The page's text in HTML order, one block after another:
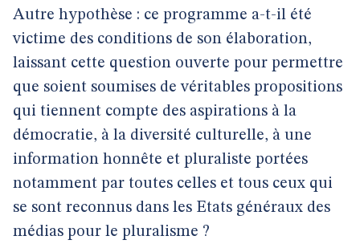
Autre hypothèse : ce programme a-t-il été
victime des conditions de son élaboration,
laissant cette question ouverte pour permettre
que soient soumises de véritables propositions
qui tiennent compte des aspirations à la
démocratie, à la diversité culturelle, à une
information honnête et pluraliste portées
notamment par toutes celles et tous ceux qui
se sont reconnus dans les Etats généraux des
médias pour le pluralisme ?